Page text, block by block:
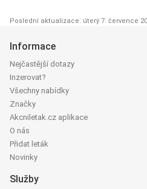
Poslední aktualizace: úterý 7. července
Informace
Nejčastější dotazy
Inzerovat?
Všechny nabídky
Značky
Akcniletak.cz aplikace
O nás
Přidat leták
Novinky
Služby